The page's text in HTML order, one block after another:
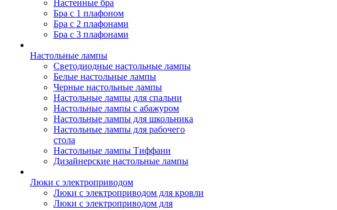
Настенные бра
Бра с 1 плафоном
Бра с 2 плафонами
Бра с 3 плафонами
Настольные лампы
Светодиодные настольные лампы
Белые настольные лампы
Черные настольные лампы
Настольные лампы для спальни
Настольные лампы с абажуром
Настольные лампы для школьника
Настольные лампы для рабочего
стола
Настольные лампы Тиффани
Дизайнерские настольные лампы
Люки с электроприводом
Люки с электроприводом для кровли
Люки с электроприводом для